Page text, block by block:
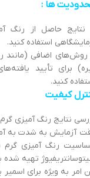
ها :
نتایج حاصل از رنگ
استفاده کنید.
روش‌های اضافی (مانند
برای تأیید
کنید.
کیفیت
نتایج رنگ آمیزی
آزمایش به شدت به
تهیه شده باشد
امر به ویژه برای